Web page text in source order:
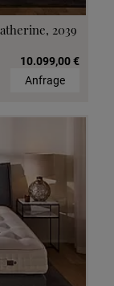
2039
10.099,00 €
Anfrage